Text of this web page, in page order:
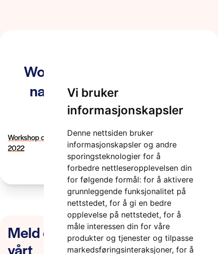
Vi bruker
informasjonskapsler
Denne nettsiden bruker
informasjonskapsler og andre
sporingsteknologier for å
forbedre nettleseropplevelsen din
for følgende formål: for å aktivere
grunnleggende funksjonalitet på
nettstedet, for å gi en bedre
opplevelse på nettstedet, for å
måle interessen din for våre
produkter og tjenester og tilpasse
markedsføringsinteraksjoner, for å
Workshop om autonomi og
navigasjonsteknologi 2-3
februar 2022
Workshop om autonomi og navigasjonsteknologi 2-3 februar
2022
Meld deg på nyhetsbrevet
vårt